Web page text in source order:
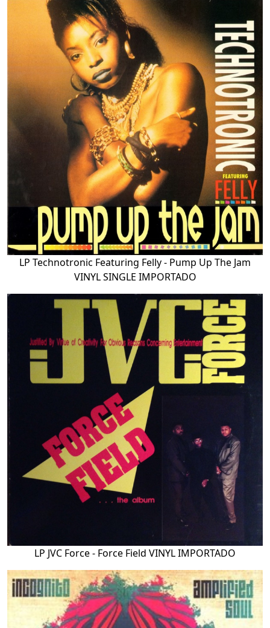
LP Technotronic Featuring Felly - Pump Up The Jam
VINYL SINGLE IMPORTADO
LP JVC Force - Force Field VINYL IMPORTADO